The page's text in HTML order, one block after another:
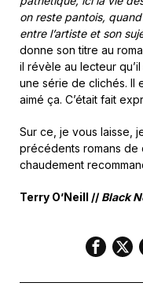
on reste pantois,
entre l’artiste et son
donne son titre au
il révèle au lecteur
une série de clichés. Il
aimé ça. C’était fait
Sur ce, je vous laisse,
précédents romans de
chaudement
Terry O’Neill // Black